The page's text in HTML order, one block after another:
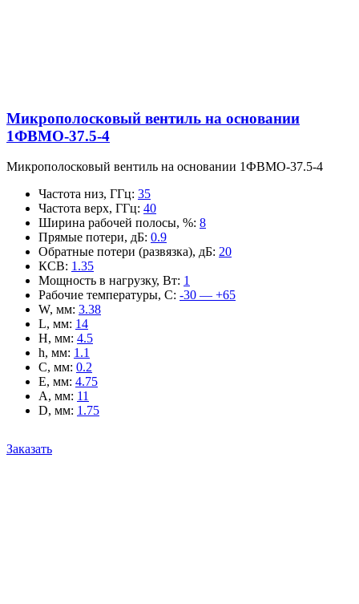
Микрополосковый вентиль на основании
1ФВМO-37.5-4
Микрополосковый вентиль на основании 1ФВМO-37.5-4
Частота низ, ГГц: 35
Частота верх, ГГц: 40
Ширина рабочей полосы, %: 8
Прямые потери, дБ: 0.9
Обратные потери (развязка), дБ: 20
КСВ: 1.35
Мощность в нагрузку, Вт: 1
Рабочие температуры, С: -30 — +65
W, мм: 3.38
L, мм: 14
H, мм: 4.5
h, мм: 1.1
C, мм: 0.2
E, мм: 4.75
A, мм: 11
D, мм: 1.75
Заказать